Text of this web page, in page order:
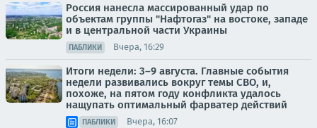
Россия нанесла массированный удар по
объектам группы "Нафтогаз" на востоке, западе
и в центральной части Украины
ПАБЛИКИ Вчера, 16:29
Итоги недели: 3–9 августа. Главные события
недели развивались вокруг темы СВО, и,
похоже, на пятом году конфликта удалось
нащупать оптимальный фарватер действий
ПАБЛИКИ Вчера, 16:07